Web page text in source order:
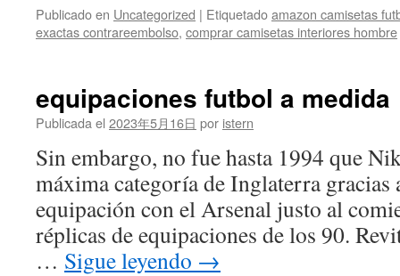
Publicado en Uncategorized | Etiquetadoamazon camisetas
exactas contrareembolso, comprar camisetas interiores hombre
equipaciones futbol a medida
Publicada el 2023年5月16日 por istern
Sin embargo, no fue hasta 1994 que
máxima categoría de Inglaterra gracias
equipación con el Arsenal justo al
réplicas de equipaciones de los 90.
… Sigue leyendo →